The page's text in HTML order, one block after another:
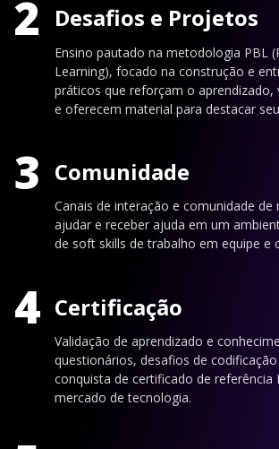
2 Desafios e Projetos
Ensino pautado na metodologia PBL
Learning), focado na construção e
práticos que reforçam o aprendizado,
e oferecem material para destacar
3 Comunidade
Canais de interação e comunidade de
ajudar e receber ajuda em um
de soft skills de trabalho em equipe e
4 Certificação
Validação de aprendizado e
questionários, desafios de
conquista de certificado de referência
mercado de tecnologia.